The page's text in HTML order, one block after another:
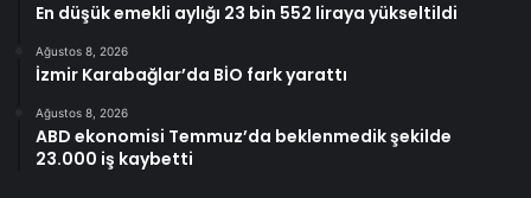
En düşük emekli aylığı 23 bin 552 liraya yükseltildi
Ağustos 8, 2026
İzmir Karabağlar’da BİO fark yarattı
Ağustos 8, 2026
ABD ekonomisi Temmuz’da beklenmedik şekilde
23.000 iş kaybetti